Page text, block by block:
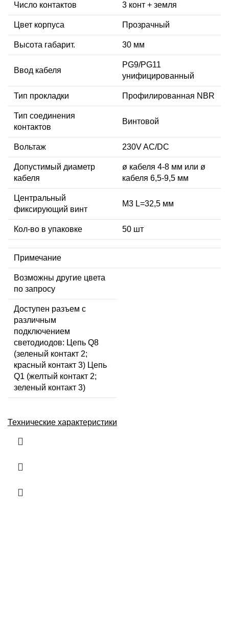
Число контактов 3 конт + земля
Цвет корпуса Прозрачный
Высота габарит. 30 мм
Ввод кабеля
PG9/PG11
унифицированный
Тип прокладки Профилированная NBR
Тип соединения
контактов
Винтовой
Вольтаж 230V AC/DC
Допустимый диаметр
кабеля
ø кабеля 4-8 мм или ø
кабеля 6,5-9,5 мм
Центральный
фиксирующий винт
М3 L=32,5 мм
Кол-во в упаковке 50 шт
Примечание
Возможны другие цвета
по запросу
Доступен разъем с
различным
подключением
светодиодов: Цепь Q8
(зеленый контакт 2;
красный контакт 3) Цепь
Q1 (желтый контакт 2;
зеленый контакт 3)
Технические характеристики